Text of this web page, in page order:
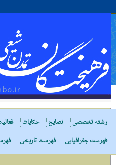
رشته تخصصی
نصایح حکایات
فهرست جغرافیایی
فهرست تاریخی